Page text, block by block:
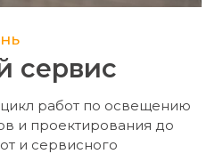
сервис
работ по освещению
и проектирования до
и сервисного